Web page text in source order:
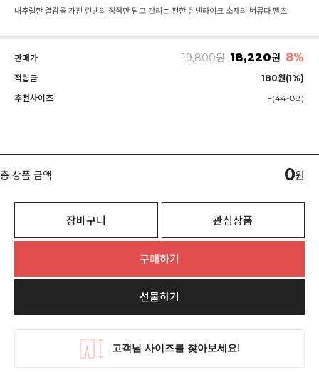
내추럴한 결감을 가진 린넨의 장점만 담고 관리는 편한 린넨라이크 소재의 버뮤다 팬츠!
판매가 19,800원 18,220원 8%
적립금
180원(1%)
추천사이즈
F(44-88)
총 상품 금액 0원
장바구니 관심상품
구매하기
선물하기